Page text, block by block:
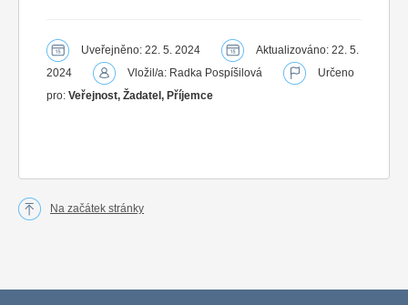
Uveřejněno: 22. 5. 2024
Aktualizováno: 22. 5.
2024
Vložil/a: Radka Pospíšilová
Určeno
pro: Veřejnost, Žadatel, Příjemce
Na začátek stránky